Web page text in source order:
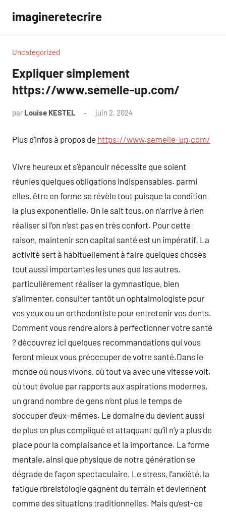
contenu
imagineretecrire
Uncategorized
Expliquer simplement
https://www.semelle-up.com/
par Louise KESTEL juin 2, 2024
Plus d’infos à propos de https://www.semelle-up.com/
Vivre heureux et s’épanouir nécessite que soient
réunies quelques obligations indispensables. parmi
elles, être en forme se révèle tout puisque la condition
la plus exponentielle. On le sait tous, on n’arrive à rien
réaliser si l’on n’est pas en très confort. Pour cette
raison, maintenir son capital santé est un impératif. La
activité sert à habituellement à faire quelques choses
tout aussi importantes les unes que les autres,
particulièrement réaliser la gymnastique, bien
s’alimenter, consulter tantôt un ophtalmologiste pour
vos yeux ou un orthodontiste pour entretenir vos dents.
Comment vous rendre alors à perfectionner votre santé
? découvrez ici quelques recommandations qui vous
feront mieux vous préoccuper de votre santé.Dans le
monde où nous vivons, où tout va avec une vitesse volt,
où tout évolue par rapports aux aspirations modernes,
un grand nombre de gens n’ont plus le temps de
s’occuper d’eux-mêmes. Le domaine du devient aussi
de plus en plus compliqué et attaquant qu’il n’y a plus de
place pour la complaisance et la importance. La forme
mentale, ainsi que physique de notre génération se
dégrade de façon spectaculaire. Le stress, l’anxiété, la
fatigue rbreistologie gagnent du terrain et deviennent
comme des situations traditionnelles. Mais qu’est-ce